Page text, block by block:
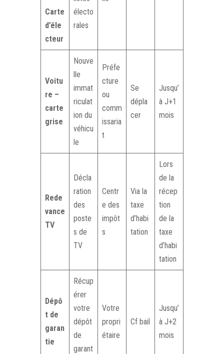
Carte
d’éle
cteur
électo
rales
Voitu
re –
carte
grise
Nouve
lle
immat
riculat
ion du
véhicu
le
Préfe
cture
ou
comm
issaria
t
Se
dépla
cer
Jusqu’
à J+1
mois
Rede
vance
TV
Décla
ration
des
poste
s de
TV
Centr
e des
impôt
s
Via la
taxe
d’habi
tation
Lors
de la
récep
tion
de la
taxe
d’habi
tation
Dépô
t de
garan
tie
Récup
érer
votre
dépôt
de
garant
Votre
propri
étaire
Cf bail
Jusqu’
à J+2
mois